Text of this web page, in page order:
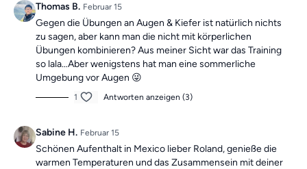
Thomas B. Februar 15
Gegen die Übungen an Augen & Kiefer ist natürlich nichts
zu sagen, aber kann man die nicht mit körperlichen
Übungen kombinieren? Aus meiner Sicht war das Training
so lala…Aber wenigstens hat man eine sommerliche
Umgebung vor Augen 😜
1 Antworten anzeigen (3)
Sabine H. Februar 15
Schönen Aufenthalt in Mexico lieber Roland, genieße die
warmen Temperaturen und das Zusammensein mit deiner